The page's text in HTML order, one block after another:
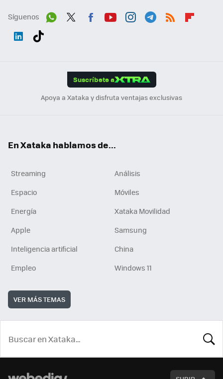
Síguenos
Suscríbete a
Apoya a Xataka y disfruta ventajas exclusivas
En Xataka hablamos de...
Streaming
Análisis
Espacio
Móviles
Energía
Xataka Movilidad
Apple
Samsung
Inteligencia artificial
China
Empleo
Windows 11
VER MÁS TEMAS